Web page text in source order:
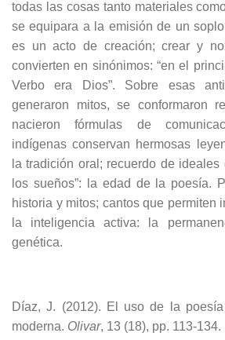
todas las cosas tanto materiales
se equipara a la emisión de un
es un acto de creación; crear y
convierten en sinónimos: “en el
Verbo era Dios”. Sobre esas
generaron mitos, se conformaron
nacieron fórmulas de
indígenas conservan hermosas
la tradición oral; recuerdo de ideales
los sueños”: la edad de la poesía.
historia y mitos; cantos que permiten
la inteligencia activa: la
genética.
Díaz, J. (2012). El uso de la
moderna. Olivar, 13 (18), pp. 113-134.